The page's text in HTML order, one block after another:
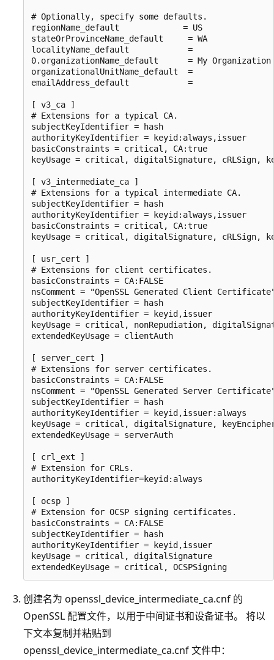
# Optionally, specify some defaults.
regionName_default             = US
stateOrProvinceName_default     = WA
localityName_default            =
0.organizationName_default      = My Organization
organizationalUnitName_default  =
emailAddress_default            =
[ v3_ca ]
# Extensions for a typical CA.
subjectKeyIdentifier = hash
authorityKeyIdentifier = keyid:always,issuer
basicConstraints = critical, CA:true
keyUsage = critical, digitalSignature, cRLSign,
[ v3_intermediate_ca ]
# Extensions for a typical intermediate CA.
subjectKeyIdentifier = hash
authorityKeyIdentifier = keyid:always,issuer
basicConstraints = critical, CA:true
keyUsage = critical, digitalSignature, cRLSign,
[ usr_cert ]
# Extensions for client certificates.
basicConstraints = CA:FALSE
nsComment = "OpenSSL Generated Client
subjectKeyIdentifier = hash
authorityKeyIdentifier = keyid,issuer
keyUsage = critical, nonRepudiation,
extendedKeyUsage = clientAuth
[ server_cert ]
# Extensions for server certificates.
basicConstraints = CA:FALSE
nsComment = "OpenSSL Generated Server
subjectKeyIdentifier = hash
authorityKeyIdentifier = keyid,issuer:always
keyUsage = critical, digitalSignature,
extendedKeyUsage = serverAuth
[ crl_ext ]
# Extension for CRLs.
authorityKeyIdentifier=keyid:always
[ ocsp ]
# Extension for OCSP signing certificates.
basicConstraints = CA:FALSE
subjectKeyIdentifier = hash
authorityKeyIdentifier = keyid,issuer
keyUsage = critical, digitalSignature
创建名为 openssl_device_intermediate_ca.cnf 的
OpenSSL 配置文件，以用于中间证书和设备证书。 将以
下文本复制并粘贴到
openssl_device_intermediate_ca.cnf文件中：